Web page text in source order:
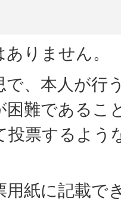
りません。
で、本人が行
困難であるこ
投票するよう
用紙に記載で